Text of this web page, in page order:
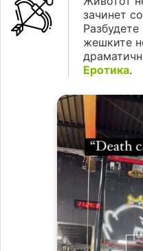
зачинет
жешките
Еротика.